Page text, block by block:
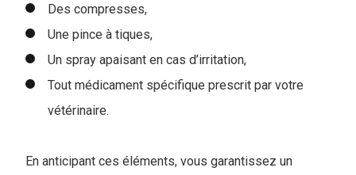
Des compresses,
Une pince à tiques,
Un spray apaisant en cas d’irritation,
Tout médicament spécifique prescrit par votre
vétérinaire.
En anticipant ces éléments, vous garantissez un